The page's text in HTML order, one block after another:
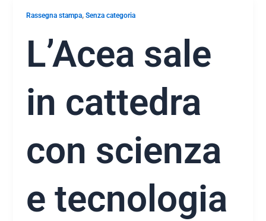
Rassegna stampa,Senza categoria
L’Acea sale
in cattedra
con scienza
e tecnologia